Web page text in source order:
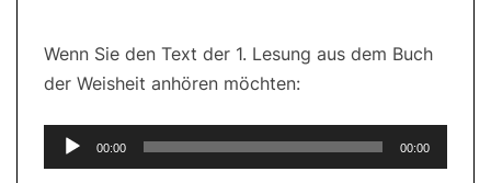
Wenn Sie den Text der 1. Lesung aus dem Buch
der Weisheit anhören möchten:
Audio-
Player
00:00 00:00